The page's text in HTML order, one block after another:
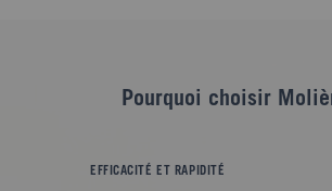
Pourquoi choisir
EFFICACITÉ ET RAPIDITÉ